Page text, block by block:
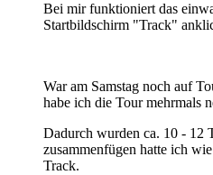
Bei mir funktioniert das
Startbildschirm "Track"
War am Samstag noch auf
habe ich die Tour mehrmals
Dadurch wurden ca. 10 - 12
zusammenfügen hatte ich
Track.